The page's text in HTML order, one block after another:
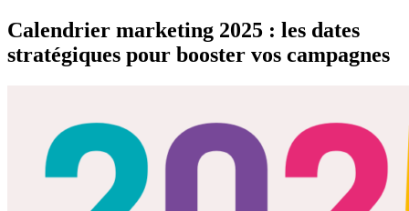
Calendrier marketing 2025 : les dates
stratégiques pour booster vos campagnes